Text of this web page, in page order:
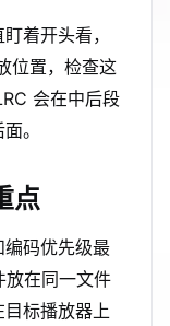
着开头看，
位置，检查这
会在中后段
。
点
码优先级最
放在同一文件
标播放器上